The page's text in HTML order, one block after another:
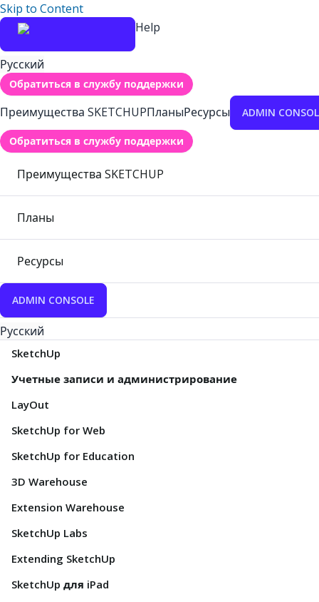
Skip to Content
Help
Русский
Обратиться в службу поддержки
Преимущества SKETCHUPПланыРесурсы ADMIN
Обратиться в службу поддержки
Преимущества SKETCHUP
Планы
Ресурсы
ADMIN CONSOLE
Русский
SketchUp
Учетные записи и администрирование
LayOut
SketchUp for Web
SketchUp for Education
3D Warehouse
Extension Warehouse
SketchUp Labs
Extending SketchUp
SketchUp для iPad